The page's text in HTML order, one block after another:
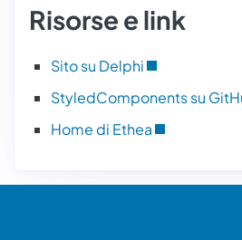
Risorse e link
Sito su Delphi
StyledComponents su
Home di Ethea